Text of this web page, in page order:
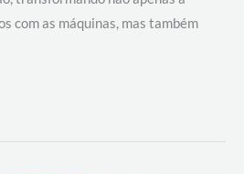
com as máquinas, mas também